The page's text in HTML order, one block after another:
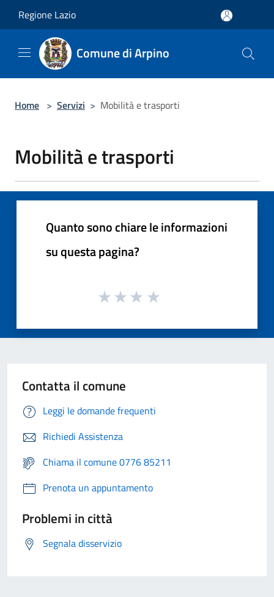
Regione Lazio
Comune di Arpino
Home > Servizi > Mobilità e trasporti
Mobilità e trasporti
Quanto sono chiare le informazioni
su questa pagina?
Contatta il comune
Leggi le domande frequenti
Richiedi Assistenza
Chiama il comune 0776 85211
Prenota un appuntamento
Problemi in città
Segnala disservizio